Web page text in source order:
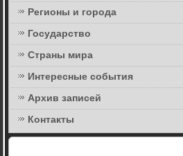
Регионы и города
Государство
Страны мира
Интересные события
Архив записей
Контакты